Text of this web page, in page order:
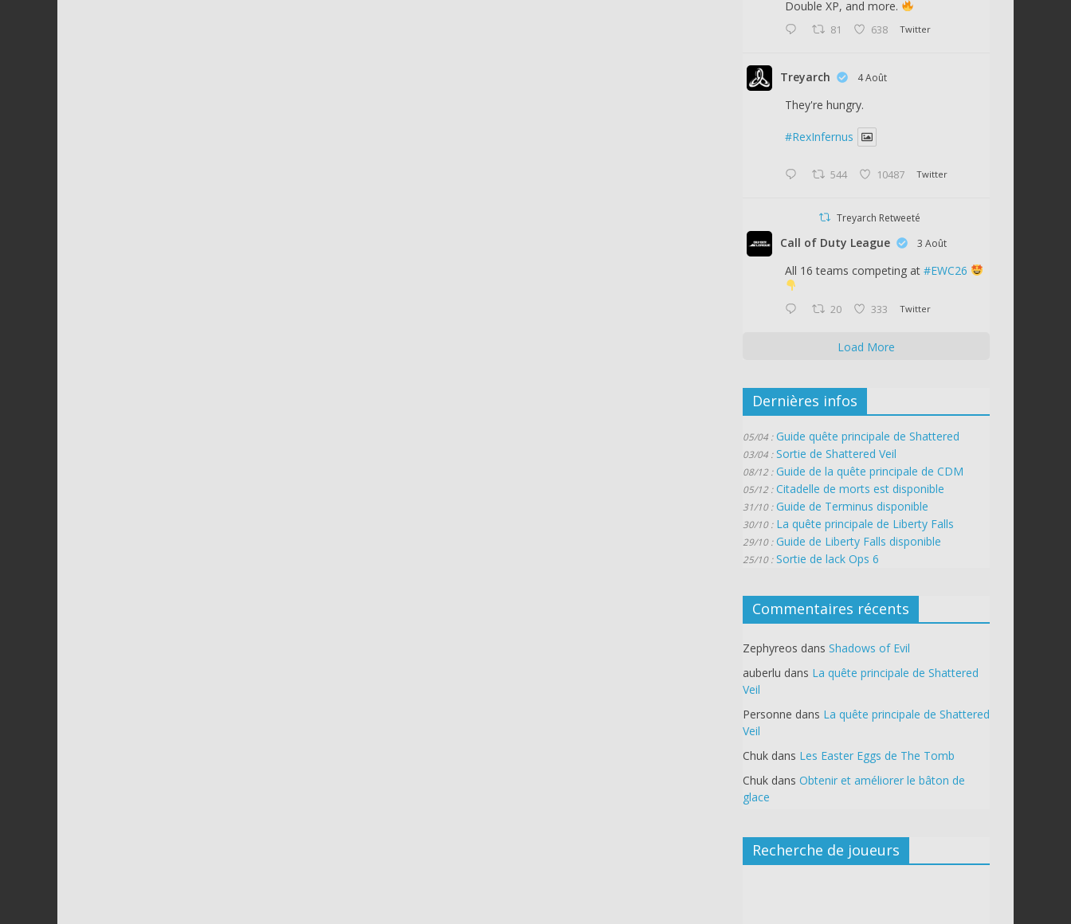
Double XP, and more.
81 638 Twitter
Treyarch 4 Août
They're hungry.
#RexInfernus
544 10487 Twitter
Treyarch Retweeté
Call of Duty League 3 Août
All 16 teams competing at #EWC26
20 333 Twitter
Load More
Dernières infos
05/04 : Guide quête principale de Shattered
03/04 : Sortie de Shattered Veil
08/12 : Guide de la quête principale de CDM
05/12 : Citadelle de morts est disponible
31/10 : Guide de Terminus disponible
30/10 : La quête principale de Liberty Falls
29/10 : Guide de Liberty Falls disponible
25/10 : Sortie de lack Ops 6
Commentaires récents
Zephyreos dans Shadows of Evil
auberlu dans La quête principale de Shattered
Veil
Personne dans La quête principale de Shattered
Veil
Chuk dans Les Easter Eggs de The Tomb
Chuk dans Obtenir et améliorer le bâton de
glace
Recherche de joueurs